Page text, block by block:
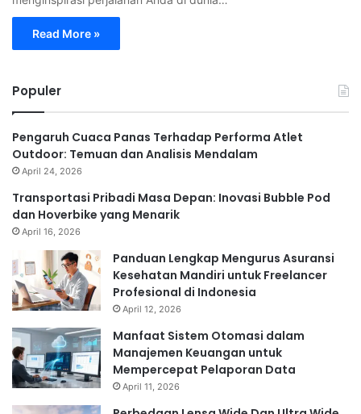
Read More »
Populer
Pengaruh Cuaca Panas Terhadap Performa Atlet
Outdoor: Temuan dan Analisis Mendalam
April 24, 2026
Transportasi Pribadi Masa Depan: Inovasi Bubble Pod
dan Hoverbike yang Menarik
April 16, 2026
Panduan Lengkap Mengurus Asuransi
Kesehatan Mandiri untuk Freelancer
Profesional di Indonesia
April 12, 2026
Manfaat Sistem Otomasi dalam
Manajemen Keuangan untuk
Mempercepat Pelaporan Data
April 11, 2026